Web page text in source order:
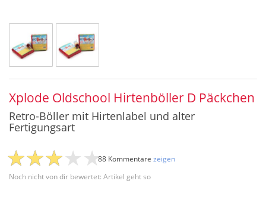
Xplode Oldschool Hirtenböller D Päckchen
Retro-Böller mit Hirtenlabel und alter
Fertigungsart
Noch nicht von dir bewertet: Artikel geht so
88 Kommentare zeigen